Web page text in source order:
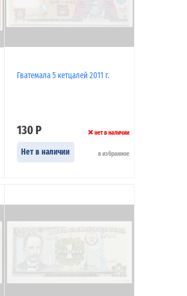
Гватемала 5 кетцалей 2011 г.
130 Р нет в наличии
Нет в наличии в избранное